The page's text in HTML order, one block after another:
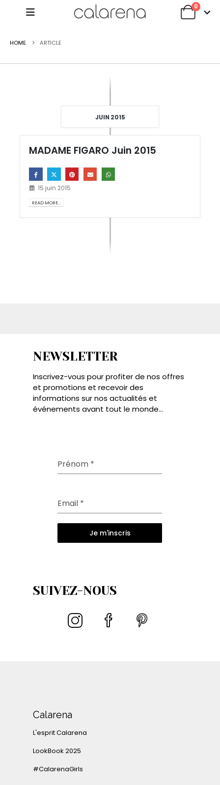
0
HOME ARTICLE
JUIN 2015
MADAME FIGARO Juin 2015
15 juin 2015
READ MORE...
NEWSLETTER
Inscrivez-vous pour profiter de nos offres
et promotions et recevoir des
informations sur nos actualités et
événements avant tout le monde...
Prénom *
Email *
Je m'inscris
SUIVEZ-NOUS
Calarena
L'esprit Calarena
LookBook 2025
#CalarenaGirls